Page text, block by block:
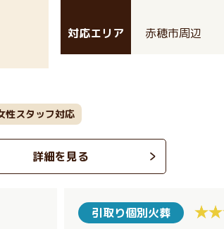
対応エリア 赤穂市周辺
性スタッフ対応
詳細を見る
引取り個別火葬